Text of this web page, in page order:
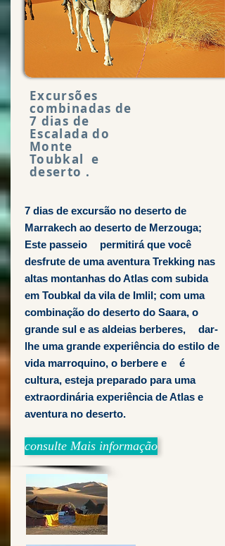
Excursões
combinadas de
7 dias de
Escalada do
Monte
Toubkal e
deserto .
7 dias de excursão no deserto de
Marrakech ao deserto de Merzouga;
Este passeio
permitirá que você
desfrute de uma aventura Trekking nas
altas montanhas do Atlas com subida
em Toubkal da vila de Imlil; com uma
combinação do deserto do Saara, o
grande sul e as aldeias berberes,
dar-
lhe uma grande experiência do estilo de
vida marroquino, o berbere e
é
cultura, esteja preparado para uma
extraordinária experiência de Atlas e
aventura no deserto.
consulte Mais informação